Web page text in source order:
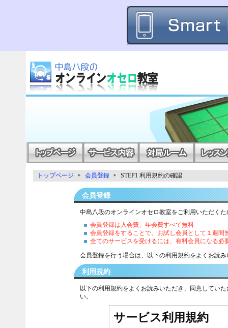
トップページ 会員登録 STEP1 利用規約の確認
会員登録
中島八段のオンラインオセロ教室をご利用いただく
会員登録は入会費、年会費すべて無料
会員登録をすることで、お試し会員として１週間
全てのサービスを受けるには、有料会員になる必
会員登録を行う場合は、以下の利用規約をよくお読
利用規約
以下の利用規約をよくお読みいただき、同意してい
い。